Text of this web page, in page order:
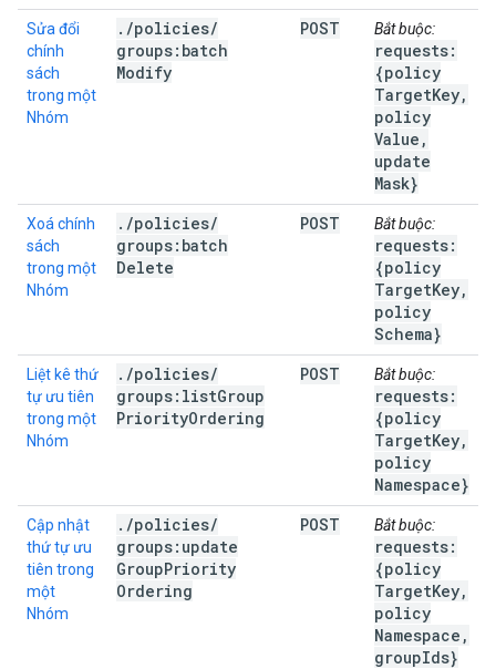
Sửa đổi
chính
sách
trong một
Nhóm
. /policies/
groups:batch
Modify
POST Bắt buộc:
requests:
{policy
TargetKey,
policy
Value ,
update
Mask}
Xoá chính
sách
trong một
Nhóm
. /policies/
groups:batch
Delete
POST Bắt buộc:
requests:
{policy
TargetKey,
policy
Schema}
Liệt kê thứ
tự ưu tiên
trong một
Nhóm
. /policies/
groups:listGroup
PriorityOrdering
POST Bắt buộc:
requests:
{policy
TargetKey,
policy
Namespace}
Cập nhật
thứ tự ưu
tiên trong
một
Nhóm
. /policies/
groups:update
GroupPriority
Ordering
POST Bắt buộc:
requests:
{policy
TargetKey,
policy
Namespace ,
groupIds}